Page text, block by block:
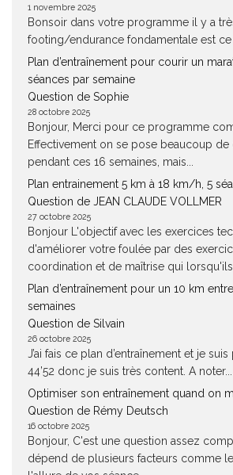
1 novembre 2025
Bonsoir dans votre programme il y a
footing/endurance fondamentale est ce
Plan d’entraînement pour courir un
séances par semaine
Question de Sophie
28 octobre 2025
Bonjour, Merci pour ce programme
Effectivement on se pose beaucoup de
pendant ces 16 semaines, mais...
Plan entrainement 5 km à 18 km/h, 5
Question de JEAN CLAUDE VOLLMER
27 octobre 2025
Bonjour L'objectif avec les exercices
d'améliorer votre foulée par des
coordination et de maîtrise qui
Plan d’entraînement pour un 10 km
semaines
Question de Silvain
26 octobre 2025
J’ai fais ce plan d’entraînement et je
44’52 donc je suis très content. A noter...
Optimiser son entraînement quand on
Question de Rémy Deutsch
16 octobre 2025
Bonjour, C'est une question assez
dépend de plusieurs facteurs comme